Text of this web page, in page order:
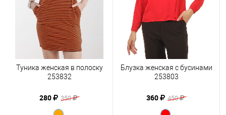
Туника женская в полоску
253832
280 350
Блузка женская с бусинами
253803
360 450